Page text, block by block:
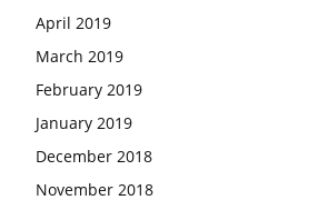
April 2019
March 2019
February 2019
January 2019
December 2018
November 2018